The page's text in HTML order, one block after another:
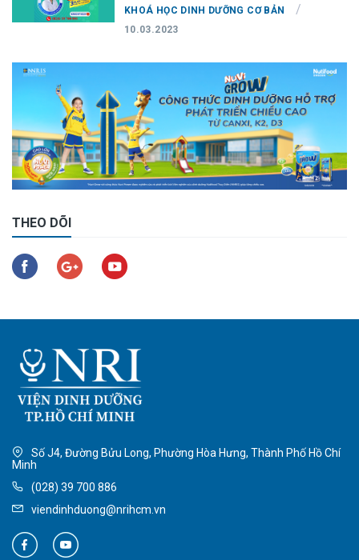
KHOÁ HỌC DINH DƯỠNG CƠ BẢN /
10.03.2023
THEO DÕI
Số J4, Đường Bửu Long, Phường Hòa Hưng, Thành Phố Hồ Chí
Minh
(028) 39 700 886
viendinhduong@nrihcm.vn